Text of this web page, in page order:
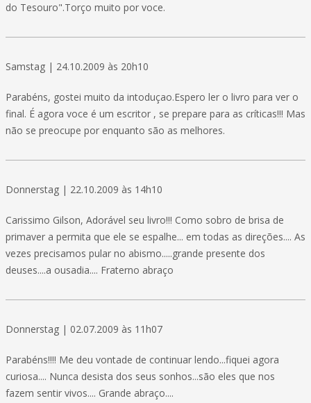
do Tesouro".Torço muito por voce.
Samstag | 24.10.2009 às 20h10
Parabéns, gostei muito da intoduçao.Espero ler o livro para ver o
final. É agora voce é um escritor , se prepare para as críticas!!! Mas
não se preocupe por enquanto são as melhores.
Donnerstag | 22.10.2009 às 14h10
Carissimo Gilson, Adorável seu livro!!! Como sobro de brisa de
primaver a permita que ele se espalhe... em todas as direções.... As
vezes precisamos pular no abismo.....grande presente dos
deuses....a ousadia.... Fraterno abraço
Donnerstag | 02.07.2009 às 11h07
Parabéns!!!! Me deu vontade de continuar lendo...fiquei agora
curiosa.... Nunca desista dos seus sonhos...são eles que nos
fazem sentir vivos.... Grande abraço....